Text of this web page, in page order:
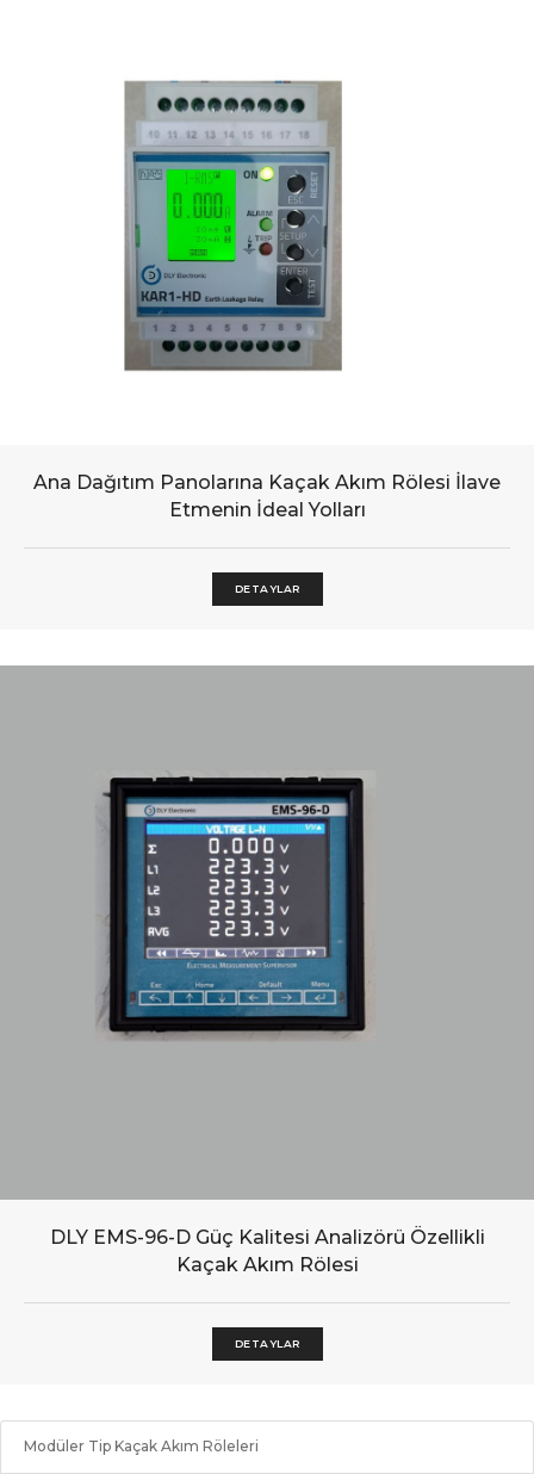
Ana Dağıtım Panolarına Kaçak Akım Rölesi İlave
Etmenin İdeal Yolları
DETAYLAR
DLY EMS-96-D Güç Kalitesi Analizörü Özellikli
Kaçak Akım Rölesi
DETAYLAR
Modüler Tip Kaçak Akım Röleleri